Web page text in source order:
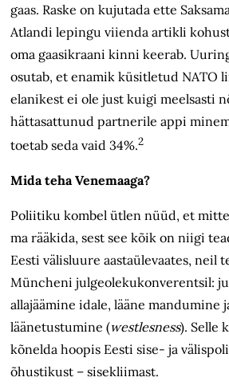
gaas. Raske on kujutada ette
Atlandi lepingu viienda artikli
oma gaasikraani kinni keerab.
osutab, et enamik küsitletud NATO
elanikest ei ole just kuigi meelsasti
hättasattunud partnerile appi
toetab seda vaid 34%.2
Mida teha Venemaaga?
Poliitiku kombel ütlen nüüd, et
ma rääkida, sest see kõik on niigi
Eesti välisluure aastaülevaates, neil
Müncheni julgeolekukonverentsil:
allajäämine idale, lääne mandumine
läänetustumine (westlesness). Selle
kõnelda hoopis Eesti sise- ja
õhustikust – sisekliimast.